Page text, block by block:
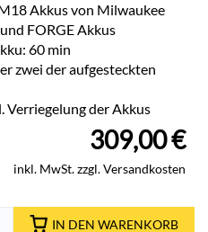
Akkus von Milwaukee
FORGE Akkus
60 min
zwei der aufgesteckten
Verriegelung der Akkus
309,00€
inkl. MwSt. zzgl. Versandkosten
IN DEN WARENKORB